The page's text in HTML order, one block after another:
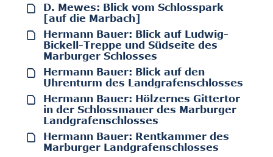
D. Mewes: Blick vom Schlosspark
[auf die Marbach]
Hermann Bauer: Blick auf Ludwig-
Bickell-Treppe und Südseite des
Marburger Schlosses
Hermann Bauer: Blick auf den
Uhrenturm des Landgrafenschlosses
Hermann Bauer: Hölzernes Gittertor
in der Schlossmauer des Marburger
Landgrafenschlosses
Hermann Bauer: Rentkammer des
Marburger Landgrafenschlosses